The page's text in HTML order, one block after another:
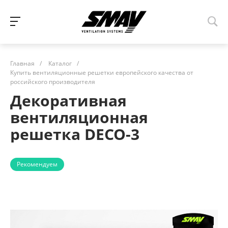
Главная / Каталог /
Купить вентиляционные решетки европейского качества от
российского производителя
Декоративная
вентиляционная
решетка DECO-3
Рекомендуем